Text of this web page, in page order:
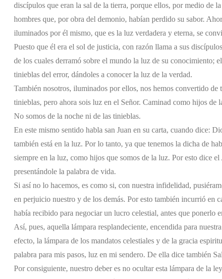
discípulos que eran la sal de la tierra, porque ellos, por medio de
hombres que, por obra del demonio, habían perdido su sabor.
iluminados por él mismo, que es la luz verdadera y eterna, se
Puesto que él era el sol de justicia, con razón llama a sus
de los cuales derramó sobre el mundo la luz de su conocimiento;
tinieblas del error, dándoles a conocer la luz de la verdad.
También nosotros, iluminados por ellos, nos hemos convertido
tinieblas, pero ahora sois luz en el Señor. Caminad como hijos
No somos de la noche ni de las tinieblas.
En este mismo sentido habla san Juan en su carta, cuando dice:
también está en la luz. Por lo tanto, ya que tenemos la dicha de
siempre en la luz, como hijos que somos de la luz. Por esto dice
presentándole la palabra de vida.
Si así no lo hacemos, es como si, con nuestra infidelidad,
en perjuicio nuestro y de los demás. Por esto también incurrió en
había recibido para negociar un lucro celestial, antes que ponerlo
Así, pues, aquella lámpara resplandeciente, encendida para
efecto, la lámpara de los mandatos celestiales y de la gracia
palabra para mis pasos, luz en mi sendero. De ella dice también
Por consiguiente, nuestro deber es no ocultar esta lámpara de la